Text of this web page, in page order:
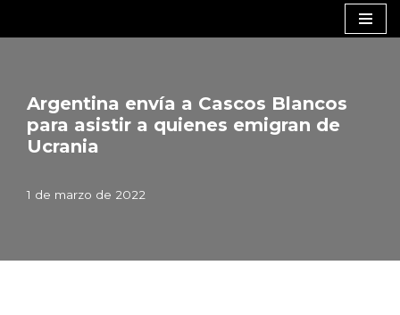
Argentina envía a Cascos Blancos
para asistir a quienes emigran de
Ucrania
1 de marzo de 2022